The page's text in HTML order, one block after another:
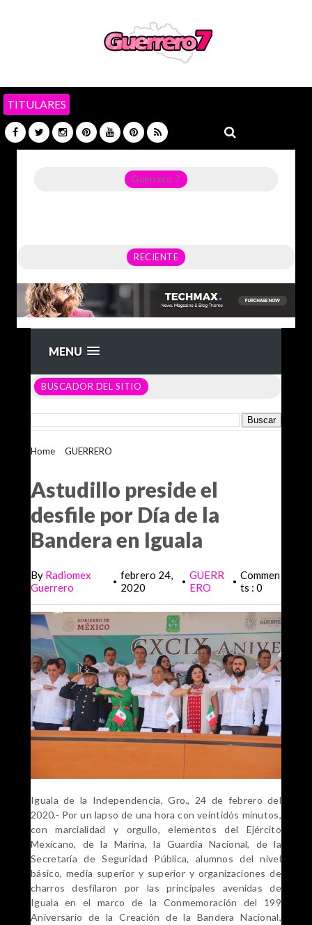
TITULARES
Guerrero 7
RECIENTE
MENU
BUSCADOR DEL SITIO
Home GUERRERO
Astudillo preside el
desfile por Día de la
Bandera en Iguala
By Radiomex
Guerrero
• febrero 24,
2020
• GUERR
ERO
• Commen
ts : 0
Iguala de la Independencia, Gro., 24 de febrero del
2020.- Por un lapso de una hora con veintidós minutos,
con marcialidad y orgullo, elementos del Ejército
Mexicano, de la Marina, la Guardia Nacional, de la
Secretaría de Seguridad Pública, alumnos del nivel
básico, media superior y superior y organizaciones de
charros desfilaron por las principales avenidas de
Iguala en el marco de la Conmemoración del 199
Aniversario de la Creación de la Bandera Nacional,